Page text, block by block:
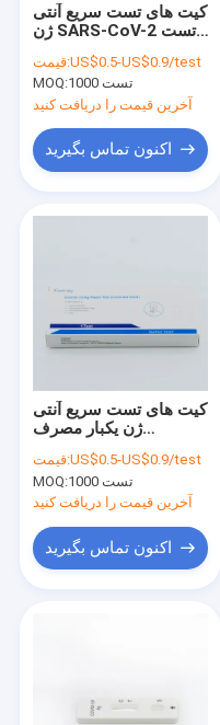
دربارهی ما
کیت های تست سریع آنتی
ژن SARS-CoV-2 تست
قیمت:US$0.5-US$0.9/test
MOQ:
1000 تست
آخرین قیمت را دریافت کنید
اکنون تماس بگیرید
کیت های تست سریع آنتی
ژن یکبار مصرف
طلای کلوئیدی با تایید
SGS
قیمت:US$0.5-US$0.9/test
MOQ:
1000 تست
آخرین قیمت را دریافت کنید
اکنون تماس بگیرید